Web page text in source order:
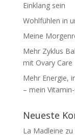
Einklang sein
Wohlfühlen in
Meine
Mehr Zyklus
mit Ovary Care
Mehr Energie,
– mein
Neueste
La Madleine zu